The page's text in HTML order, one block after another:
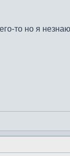
то но я